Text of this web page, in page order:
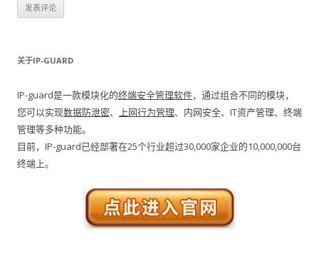
关于IP-GUARD
IP-guard是一款模块化的终端安全管理软件，通过组合不同的模块，
您可以实现数据防泄密、 上网行为管理、内网安全、IT资产管理、终端
管理等多种功能。
目前，IP-guard已经部署在25个行业超过30,000家企业的10,000,000台
终端上。